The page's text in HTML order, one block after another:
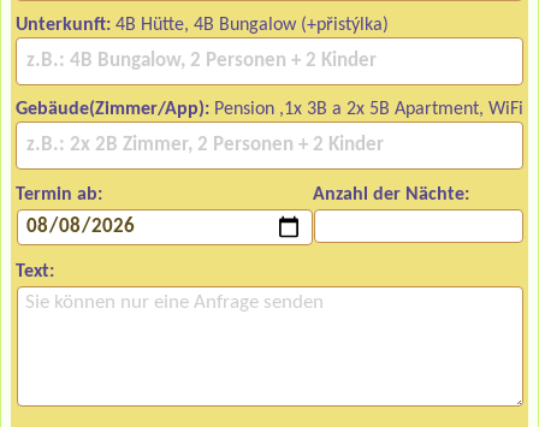
Unterkunft: 4B Hütte, 4B Bungalow (+přistýlka)
Gebäude(Zimmer/App): Pension ,1x 3B a 2x 5B Apartment, WiFi
Termin ab: Anzahl der Nächte:
Text: